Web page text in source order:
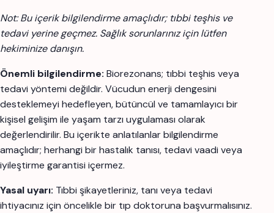
Not: Bu içerik bilgilendirme amaçlıdır; tıbbi teşhis ve
tedavi yerine geçmez. Sağlık sorunlarınız için lütfen
hekiminize danışın.
Önemli bilgilendirme: Biorezonans; tıbbi teşhis veya
tedavi yöntemi değildir. Vücudun enerji dengesini
desteklemeyi hedefleyen, bütüncül ve tamamlayıcı bir
kişisel gelişim ile yaşam tarzı uygulaması olarak
değerlendirilir. Bu içerikte anlatılanlar bilgilendirme
amaçlıdır; herhangi bir hastalık tanısı, tedavi vaadi veya
iyileştirme garantisi içermez.
Yasal uyarı: Tıbbi şikayetleriniz, tanı veya tedavi
ihtiyacınız için öncelikle bir tıp doktoruna başvurmalısınız.